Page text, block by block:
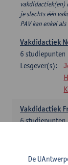
vakdidactiek(en)
je slechts één
PAV kan enkel
Vakdidactiek
6 studiepunten
Lesgever(s):
Vakdidactiek
6studiepunten
De